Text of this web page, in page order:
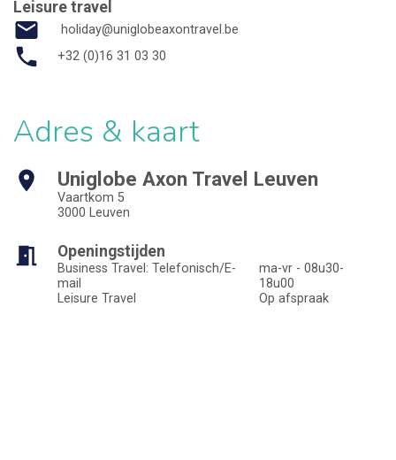
Leisure travel
holiday@uniglobeaxontravel.be
+32 (0)16 31 03 30
Adres & kaart
Uniglobe Axon Travel Leuven
Vaartkom 5
3000 Leuven
Openingstijden
Business Travel: Telefonisch/E-
mail
ma-vr - 08u30-
18u00
Leisure Travel
Op afspraak